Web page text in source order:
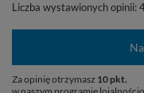
Liczba wystawionych opinii:
Za opinię otrzymasz 10 pkt.